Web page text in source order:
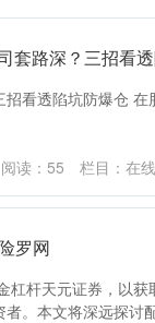
套路深？三招看
看透陷坑防爆仓 在
阅读： 55 栏目： 在
罗网
杠杆天元证券，以获
。本文将深远探讨